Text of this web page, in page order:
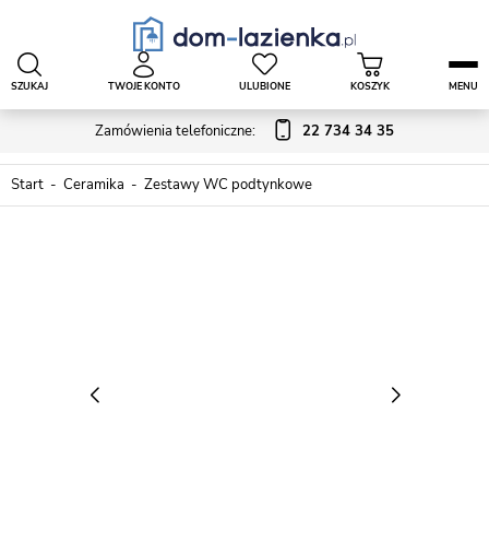
Zamówienia telefoniczne: 22 734 34 35
SZUKAJ TWOJE KONTO ULUBIONE KOSZYK MENU
Start Ceramika Zestawy WC podtynkowe